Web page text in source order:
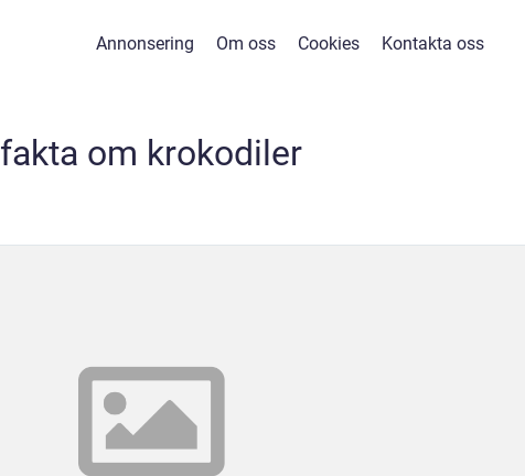
Annonsering Om oss Cookies Kontakta oss
fakta om krokodiler